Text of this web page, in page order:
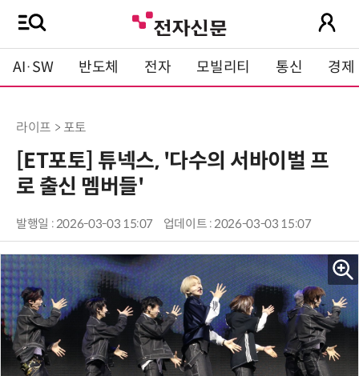
AI·SW 반도체 전자 모빌리티 통신 경제
라이프 > 포토
[ET포토] 튜넥스, '다수의 서바이벌 프
로 출신 멤버들'
발행일 : 2026-03-03 15:07 업데이트 : 2026-03-03 15:07